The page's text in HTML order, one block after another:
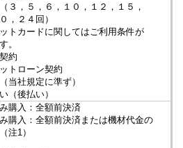
３，５，６，１０，１２，１５，
，２４回）
トカードに関してはご利用条件が
。
約
トローン契約
当社規定に準ず）
（後払い）
購入：全額前決済
購入：全額前決済または機材代金の
注1）